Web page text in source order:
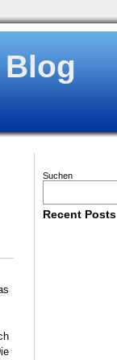
Suchen
Recent Posts